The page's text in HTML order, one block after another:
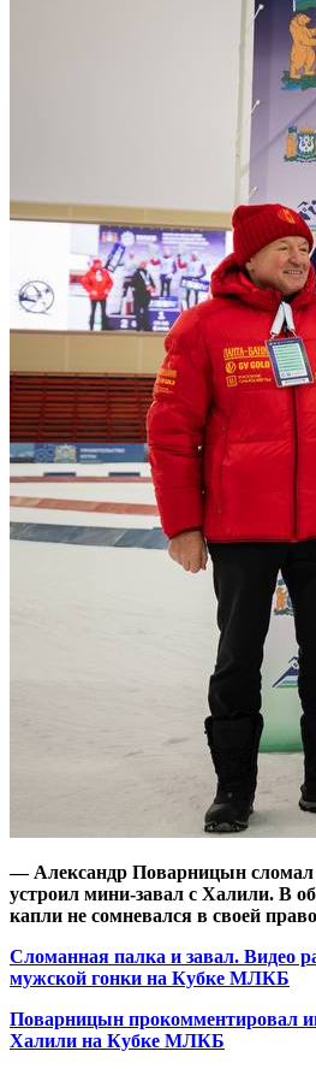
— Александр Поварницын
устроил мини-завал с Халили. В
капли не сомневался в своей
Сломанная палка и завал. Видео
мужской гонки на Кубке МЛКБ
Поварницын прокомментировал
Халили на Кубке МЛКБ